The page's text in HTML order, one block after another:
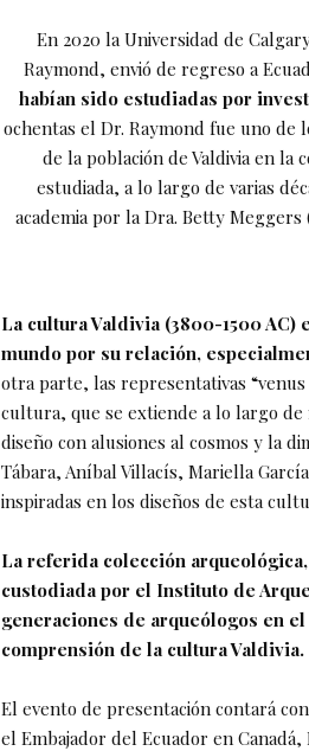
En 2020 la Universidad de
Raymond, envió de regreso a
habían sido estudiadas por
ochentas el Dr. Raymond fue uno de
de la población de Valdivia en la
estudiada, a lo largo de varias
academia por la Dra. Betty
La cultura Valdivia (3800-1500 AC)
mundo por su relación,
otra parte, las representativas “venus
cultura, que se extiende a lo largo
diseño con alusiones al cosmos y la
Tábara, Aníbal Villacís, Mariella
inspiradas en los diseños de esta
La referida colección
custodiada por el Instituto de
generaciones de arqueólogos en
comprensión de la cultura Valdivia.
El evento de presentación contará
el Embajador del Ecuador en